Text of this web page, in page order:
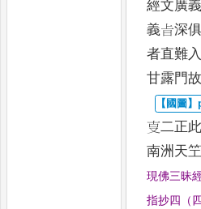
經文廣
義㫖深
者直難
甘露門
㕝二正
南洲天
現佛三昧
指抄四（